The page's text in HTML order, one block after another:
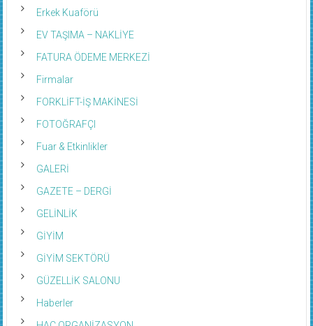
Erkek Kuaförü
EV TAŞIMA – NAKLİYE
FATURA ÖDEME MERKEZİ
Firmalar
FORKLİFT-İŞ MAKİNESİ
FOTOĞRAFÇI
Fuar & Etkinlikler
GALERİ
GAZETE – DERGİ
GELİNLİK
GİYİM
GİYİM SEKTÖRÜ
GÜZELLİK SALONU
Haberler